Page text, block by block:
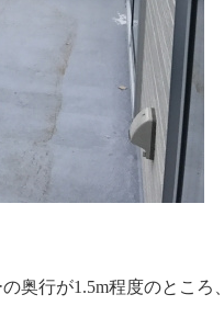
奥行が1.5m程度のところ、